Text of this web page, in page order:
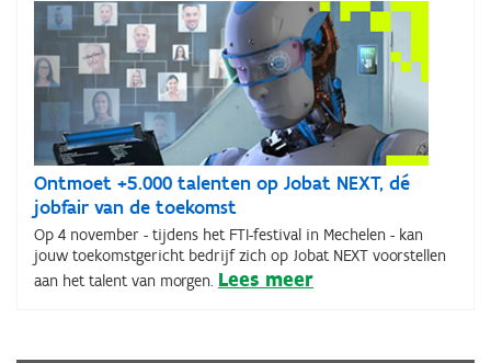
Ontmoet +5.000 talenten op Jobat NEXT, dé
jobfair van de toekomst
Op 4 november - tijdens het FTI-festival in Mechelen - kan
jouw toekomstgericht bedrijf zich op Jobat NEXT voorstellen
aan het talent van morgen. Lees meer